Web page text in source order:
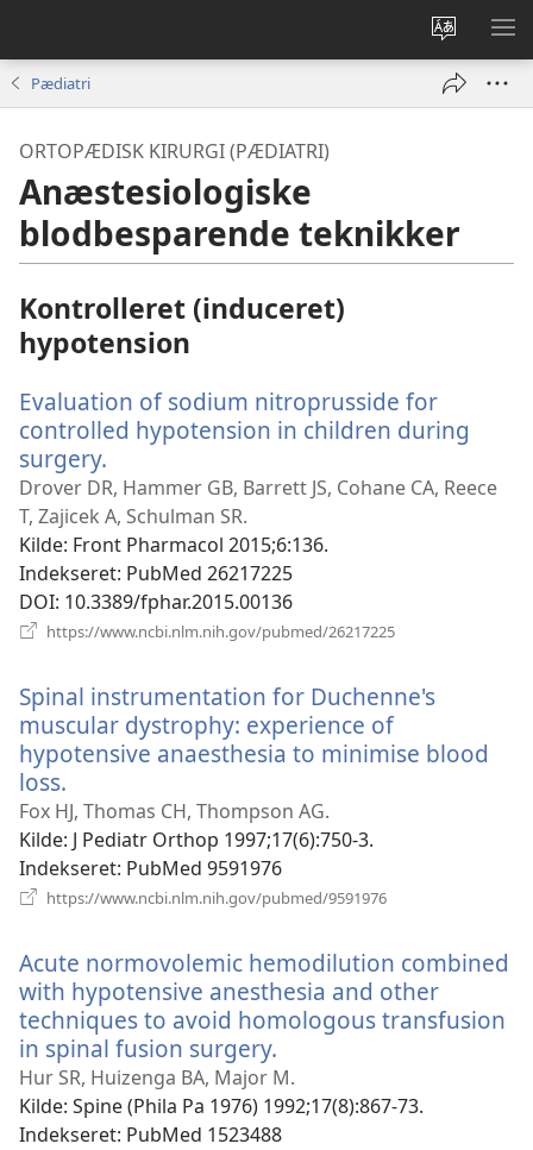
Vælg
sprog
VIS
Pædiatri
ORTOPÆDISK KIRURGI (PÆDIATRI)
Anæstesiologiske
blodbesparende teknikker
Kontrolleret (induceret)
hypotension
Evaluation of sodium nitroprusside for
controlled hypotension in children during
surgery.
nyt
vindue)
Drover DR, Hammer GB, Barrett JS, Cohane CA, Reece
T, Zajicek A, Schulman SR.
Kilde‎: Front Pharmacol 2015;6:136.
Indekseret‎: PubMed 26217225
DOI‎: 10.3389/fphar.2015.00136
https://www.ncbi.nlm.nih.gov/pubmed/26217225
Spinal instrumentation for Duchenne's
muscular dystrophy: experience of
hypotensive anaesthesia to minimise blood
loss.
nyt
vindue)
Fox HJ, Thomas CH, Thompson AG.
Kilde‎: J Pediatr Orthop 1997;17(6):750-3.
Indekseret‎: PubMed 9591976
https://www.ncbi.nlm.nih.gov/pubmed/9591976
Acute normovolemic hemodilution combined
with hypotensive anesthesia and other
techniques to avoid homologous transfusion
in spinal fusion surgery.
nyt
vindue)
Hur SR, Huizenga BA, Major M.
Kilde‎: Spine (Phila Pa 1976) 1992;17(8):867-73.
Indekseret‎: PubMed 1523488